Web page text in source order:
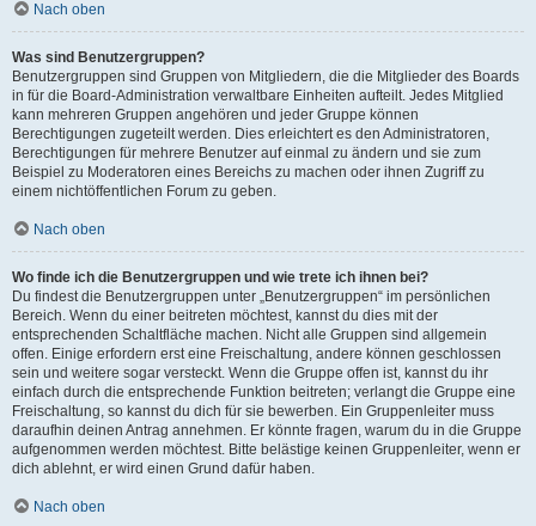
Nach oben
Was sind Benutzergruppen?
Benutzergruppen sind Gruppen von Mitgliedern, die die Mitglieder des Boards
in für die Board-Administration verwaltbare Einheiten aufteilt. Jedes Mitglied
kann mehreren Gruppen angehören und jeder Gruppe können
Berechtigungen zugeteilt werden. Dies erleichtert es den Administratoren,
Berechtigungen für mehrere Benutzer auf einmal zu ändern und sie zum
Beispiel zu Moderatoren eines Bereichs zu machen oder ihnen Zugriff zu
einem nichtöffentlichen Forum zu geben.
Nach oben
Wo finde ich die Benutzergruppen und wie trete ich ihnen bei?
Du findest die Benutzergruppen unter „Benutzergruppen“ im persönlichen
Bereich. Wenn du einer beitreten möchtest, kannst du dies mit der
entsprechenden Schaltfläche machen. Nicht alle Gruppen sind allgemein
offen. Einige erfordern erst eine Freischaltung, andere können geschlossen
sein und weitere sogar versteckt. Wenn die Gruppe offen ist, kannst du ihr
einfach durch die entsprechende Funktion beitreten; verlangt die Gruppe eine
Freischaltung, so kannst du dich für sie bewerben. Ein Gruppenleiter muss
daraufhin deinen Antrag annehmen. Er könnte fragen, warum du in die Gruppe
aufgenommen werden möchtest. Bitte belästige keinen Gruppenleiter, wenn er
dich ablehnt, er wird einen Grund dafür haben.
Nach oben